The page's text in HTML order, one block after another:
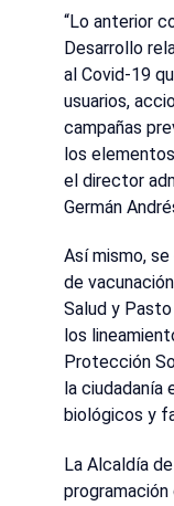
“Lo anterior
Desarrollo
al Covid-19
usuarios,
campañas
los
el director
Germán
Así mismo,
de
Salud y
los
Protección
la ciudadanía
biológicos y
La Alcaldía